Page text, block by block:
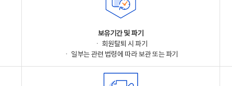
보유기간 및 파기
ㆍ 회원탈퇴 시 파기
ㆍ 일부는 관련 법령에 따라 보관 또는 파기